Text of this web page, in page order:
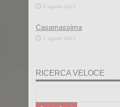
2 agosto 2015
Casamassima
2 agosto 2015
RICERCA VELOCE